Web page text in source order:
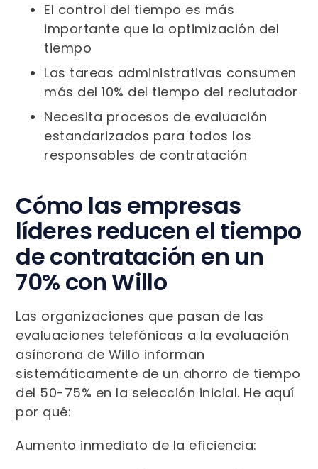
El control del tiempo es más
importante que la optimización del
tiempo
Las tareas administrativas consumen
más del 10% del tiempo del reclutador
Necesita procesos de evaluación
estandarizados para todos los
responsables de contratación
Cómo las empresas
líderes reducen el tiempo
de contratación en un
70% con Willo
Las organizaciones que pasan de las
evaluaciones telefónicas a la evaluación
asíncrona de Willo informan
sistemáticamente de un ahorro de tiempo
del 50-75% en la selección inicial. He aquí
por qué:
Aumento inmediato de la eficiencia: